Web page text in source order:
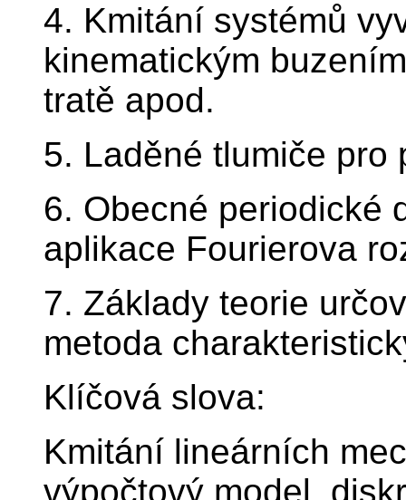
4. Kmitání systémů
kinematickým
tratě apod.
5. Laděné tlumiče pro
6. Obecné periodické
aplikace Fourierova
7. Základy teorie
metoda
Klíčová slova:
Kmitání lineárních
výpočtový model,